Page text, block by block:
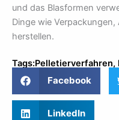
und das Blasformen
Dinge wie
herstellen.
Tags:Pelletierverfahren,
Facebook
LinkedIn